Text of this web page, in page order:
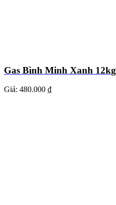
Gas Bình Minh Xanh 12kg
Giá: 480.000 ₫